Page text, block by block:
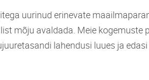
uurinud erinevate
mõju avaldada. Meie kogemuste
lahendusi luues ja